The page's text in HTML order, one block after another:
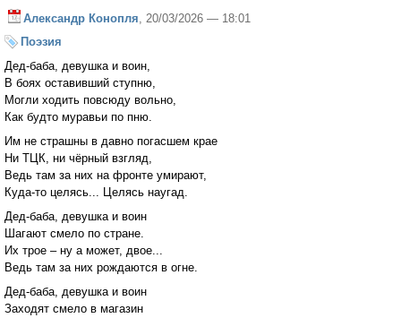
Александр Конопля , 20/03/2026 — 18:01
Поэзия
Дед-баба, девушка и воин,
В боях оставивший ступню,
Могли ходить повсюду вольно,
Как будто муравьи по пню.
Им не страшны в давно погасшем крае
Ни ТЦК, ни чёрный взгляд,
Ведь там за них на фронте умирают,
Куда-то целясь... Целясь наугад.
Дед-баба, девушка и воин
Шагают смело по стране.
Их трое – ну а может, двое...
Ведь там за них рождаются в огне.
Дед-баба, девушка и воин
Заходят смело в магазин